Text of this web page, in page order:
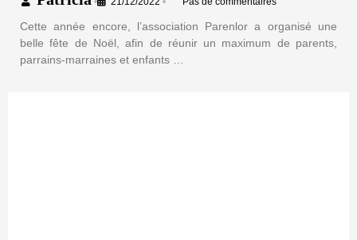
Cette année encore, l’association Parenlor a organisé une
belle fête de Noël, afin de réunir un maximum de parents,
parrains-marraines et enfants …